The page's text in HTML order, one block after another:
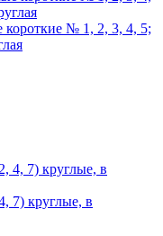
№ 1, 2, 3, 4, 5;
7) круглые, в